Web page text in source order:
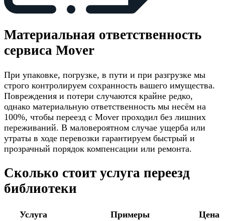
Материальная ответственность
сервиса Mover
При упаковке, погрузке, в пути и при разгрузке мы
строго контролируем сохранность вашего имущества.
Повреждения и потери случаются крайне редко,
однако материальную ответственность мы несём на
100%, чтобы переезд с Mover проходил без лишних
переживаний. В маловероятном случае ущерба или
утраты в ходе перевозки гарантируем быстрый и
прозрачный порядок компенсации или ремонта.
Сколько стоит услуга переезд
библиотеки
Услуга Примеры Цена